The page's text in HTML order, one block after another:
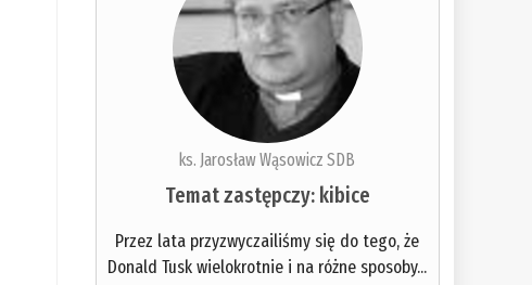
ks. Jarosław Wąsowicz SDB
Temat zastępczy: kibice
Przez lata przyzwyczailiśmy się do tego, że
Donald Tusk wielokrotnie i na różne sposoby...